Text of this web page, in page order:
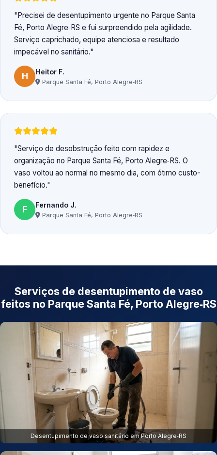
Precisei de desentupimento urgente no Parque Santa
Fé, Porto Alegre‑RS e fui surpreendido pela agilidade.
Serviço caprichado, equipe atenciosa e resultado
impecável no sanitário.
H Heitor F.
Parque Santa Fé, Porto Alegre‑RS
Serviço de desobstrução feito com rapidez e
organização no Parque Santa Fé, Porto Alegre‑RS. O
vaso voltou ao normal no mesmo dia, com ótimo custo-
benefício.
F Fernando J.
Parque Santa Fé, Porto Alegre‑RS
Serviços de desentupimento de vaso
feitos no Parque Santa Fé, Porto Alegre‑RS
Desentupimento de vaso sanitário em Porto Alegre‑RS